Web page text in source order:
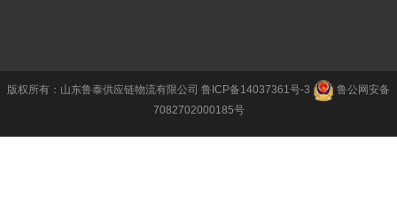
版权所有：山东鲁泰供应链物流有限公司 鲁ICP备14037361号-3
鲁公网安备
7082702000185号